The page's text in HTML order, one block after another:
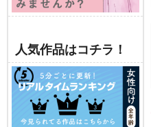
人気作品はコチラ！